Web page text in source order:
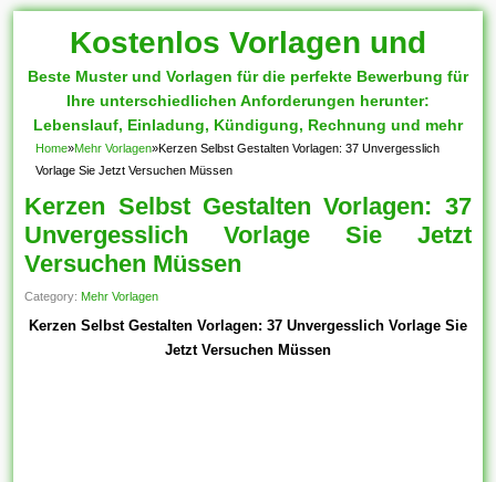
Kostenlos Vorlagen und
Muster
Beste Muster und Vorlagen für die perfekte Bewerbung für
Ihre unterschiedlichen Anforderungen herunter:
Lebenslauf, Einladung, Kündigung, Rechnung und mehr
Home»Mehr Vorlagen»Kerzen Selbst Gestalten Vorlagen: 37 Unvergesslich
Vorlage Sie Jetzt Versuchen Müssen
Kerzen Selbst Gestalten Vorlagen: 37
Unvergesslich Vorlage Sie Jetzt
Versuchen Müssen
Category: Mehr Vorlagen
Kerzen Selbst Gestalten Vorlagen: 37 Unvergesslich Vorlage Sie
Jetzt Versuchen Müssen